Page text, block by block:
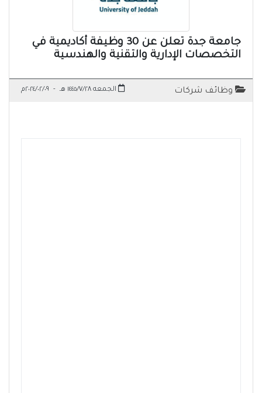
جامعة جدة تعلن عن 30 وظيفة أكاديمية في
التخصصات الإدارية والتقنية والهندسية
وظائف شركات الجمعه ١٤٤٥/٧/٢٨ هـ - ٢٠٢٤/٠٢/٠٩م